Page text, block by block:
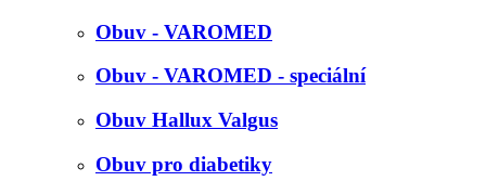
Obuv - VAROMED
Obuv - VAROMED - speciální
Obuv Hallux Valgus
Obuv pro diabetiky